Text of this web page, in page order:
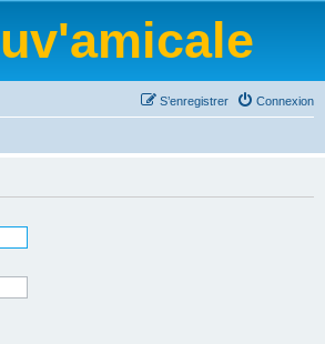
Connexion
S’enregistrer